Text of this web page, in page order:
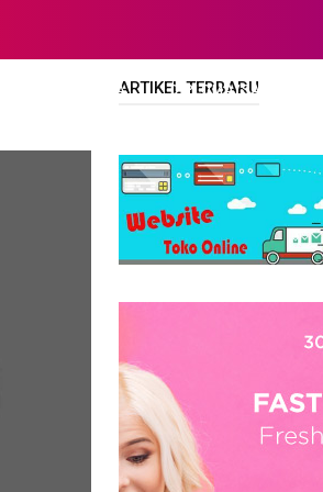
SMA/SMK/SLTA DIPLOMA/SARJANA
ARTIKEL TERBARU